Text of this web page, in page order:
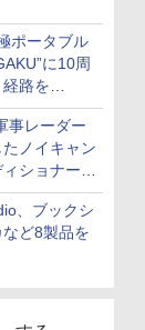
ポータブル
に10周
路を
400万円
事レーダー
ノイキャン
ショナー
、ブックシ
ど8製品を